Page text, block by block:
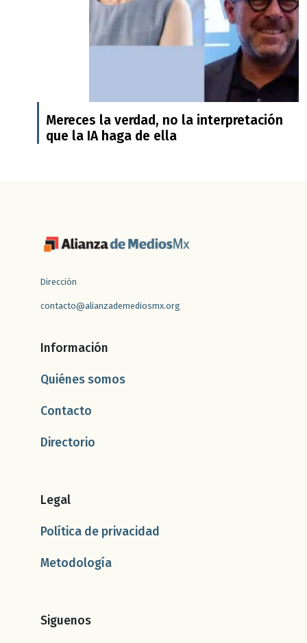
Mereces la verdad, no la interpretación
que la IA haga de ella
Dirección
contacto@alianzademediosmx.org
Información
Quiénes somos
Contacto
Directorio
Legal
Política de privacidad
Metodología
Siguenos